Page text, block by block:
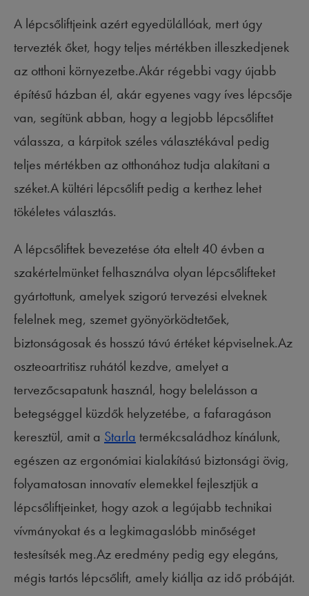
A lépcsőliftjeink azért egyedülállóak, mert úgy
tervezték őket, hogy teljes mértékben illeszkedjenek
az otthoni környezetbe.Akár régebbi vagy újabb
építésű házban él, akár egyenes vagy íves lépcsője
van, segítünk abban, hogy a legjobb lépcsőliftet
válassza, a kárpitok széles választékával pedig
teljes mértékben az otthonához tudja alakítani a
széket.A kültéri lépcsőlift pedig a kerthez lehet
tökéletes választás.
A lépcsőliftek bevezetése óta eltelt 40 évben a
szakértelmünket felhasználva olyan lépcsőlifteket
gyártottunk, amelyek szigorú tervezési elveknek
felelnek meg, szemet gyönyörködtetőek,
biztonságosak és hosszú távú értéket képviselnek.Az
oszteoartritisz ruhától kezdve, amelyet a
tervezőcsapatunk használ, hogy belelásson a
betegséggel küzdők helyzetébe, a fafaragáson
keresztül, amit a Starla termékcsaládhoz kínálunk,
egészen az ergonómiai kialakítású biztonsági övig,
folyamatosan innovatív elemekkel fejlesztjük a
lépcsőliftjeinket, hogy azok a legújabb technikai
vívmányokat és a legkimagaslóbb minőséget
testesítsék meg.Az eredmény pedig egy elegáns,
mégis tartós lépcsőlift, amely kiállja az idő próbáját.